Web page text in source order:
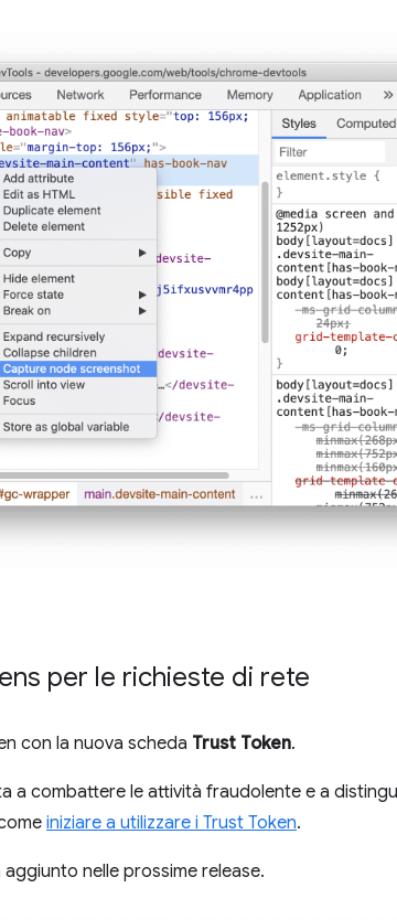
per le richieste di rete
con la nuova scheda Trust Token.
a combattere le attività fraudolente e a
iniziare a utilizzare i Trust Token.
nelle prossime release.